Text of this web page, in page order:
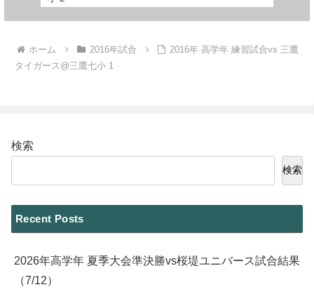
ホーム 2016年試合
2016年 高学年 練習試合vs 三鷹
タイガース@三鷹七小 1
検索
検索
Recent Posts
2026年高学年 夏季大会準決勝vs桜堤ユニバース試合結果
（7/12）